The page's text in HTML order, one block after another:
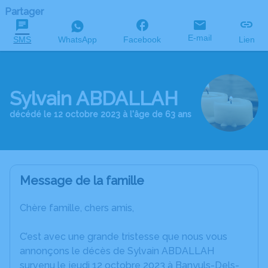
Partager
SMS WhatsApp Facebook E-mail Lien
Sylvain ABDALLAH
décédé le 12 octobre 2023 à l'âge de 63 ans
Message de la famille
Chère famille, chers amis,
C’est avec une grande tristesse que nous vous
annonçons le décès de Sylvain ABDALLAH
survenu le jeudi 12 octobre 2023 à Banyuls-Dels-